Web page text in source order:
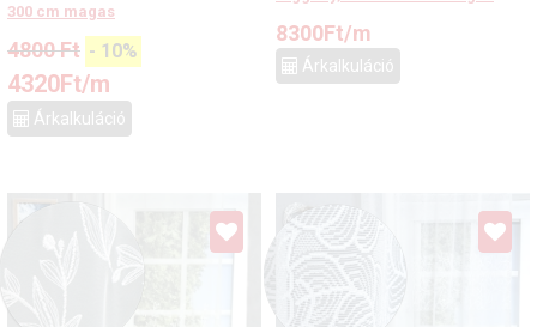
300 cm magas
4800Ft - 10%
4320Ft/m
Árkalkuláció
8300Ft/m
Árkalkuláció